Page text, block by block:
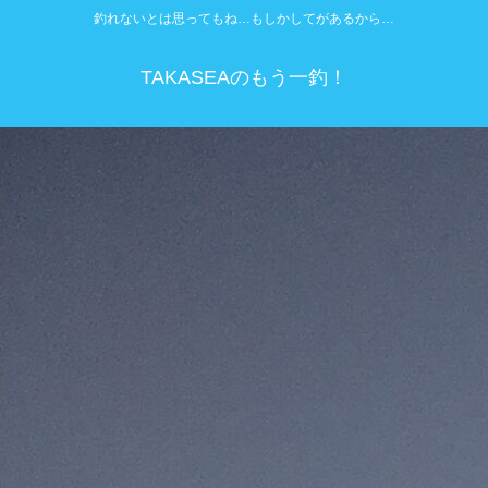
釣れないとは思ってもね…もしかしてがあるから…
TAKASEAのもう一釣！